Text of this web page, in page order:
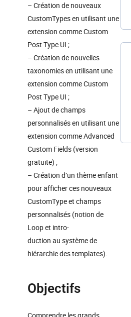
– Création de nouveaux
CustomTypes en utilisant une
extension comme Custom
Post Type UI ;
– Création de nouvelles
taxonomies en utilisant une
extension comme Custom
Post Type UI ;
– Ajout de champs
personnalisés en utilisant une
extension comme Advanced
Custom Fields (version
gratuite) ;
– Création d’un thème enfant
pour afficher ces nouveaux
CustomType et champs
personnalisés (notion de
Loop et intro-
duction au système de
hiérarchie des templates).
Objectifs